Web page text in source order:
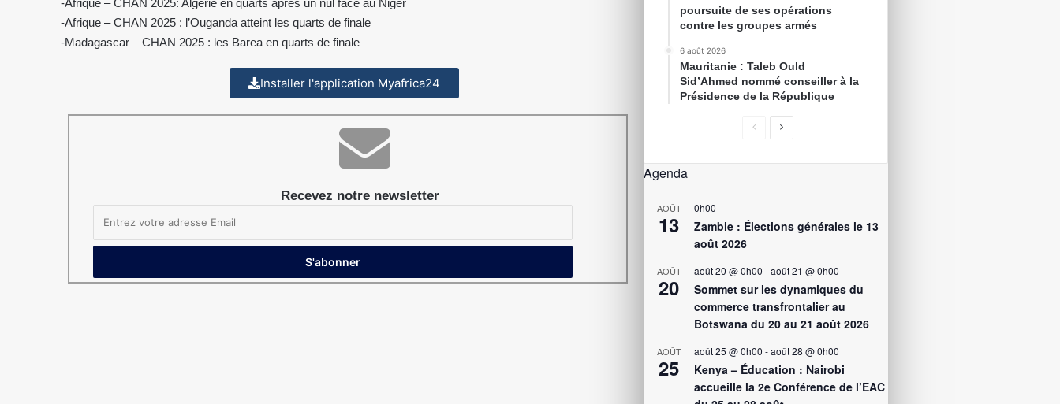
-Afrique – CHAN 2025: Algérie en quarts après un nul face au Niger
-Afrique – CHAN 2025 : l’Ouganda atteint les quarts de finale
-Madagascar – CHAN 2025 : les Barea en quarts de finale
Installer l'application Myafrica24
Recevez notre newsletter
poursuite de ses opérations
contre les groupes armés
6 août 2026
Mauritanie : Taleb Ould
Sid’Ahmed nommé conseiller à la
Présidence de la République
Agenda
AOÛT
13
0h00
Zambie : Élections générales le 13
août 2026
AOÛT
20
août 20 @ 0h00 -août 21 @ 0h00
Sommet sur les dynamiques du
commerce transfrontalier au
Botswana du 20 au 21 août 2026
AOÛT
25
août 25 @ 0h00 -août 28 @ 0h00
Kenya – Éducation : Nairobi
accueille la 2e Conférence de l’EAC